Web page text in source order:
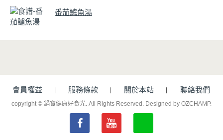
番茄鱸魚湯
會員權益 服務條款 關於本站 聯絡我們
copyright © 鍋寶健康好食光. All Rights Reserved. Designed by OZCHAMP.